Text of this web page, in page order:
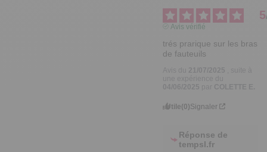
5
Avis vérifié
trés prarique sur les bras
de fauteuils
21/07/2025
Utile(0)Signaler
Réponse de
tempsl.fr